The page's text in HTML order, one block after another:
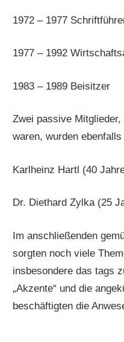
1972 – 1977
1977 – 1992
1983 – 1989 Beisitzer
Zwei passive
waren, wurden
Karlheinz Hartl (40
Dr. Diethard Zylka (25
Im anschließenden
sorgten noch viele
insbesondere das tags
„Akzente“ und die
beschäftigten die